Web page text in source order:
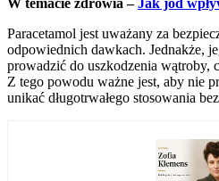
W temacie zdrowia –Jak jod
Paracetamol jest uważany za
odpowiednich dawkach. Jednakże,
prowadzić do uszkodzenia wątroby,
Z tego powodu ważne jest, aby nie
unikać długotrwałego stosowania